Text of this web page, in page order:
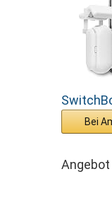
Bei
Angebot